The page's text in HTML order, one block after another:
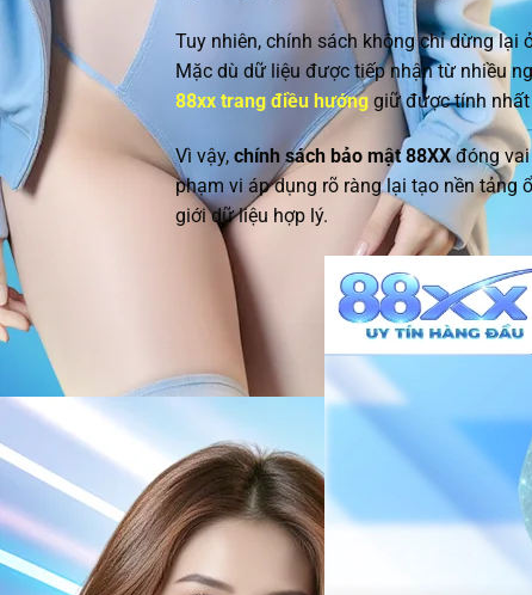
Tuy nhiên, chính sách không chỉ dừng lại
Mặc dù dữ liệu được tiếp nhận từ nhiều
88xx trang điều hướng giữ được tính nhất
Vì vậy, chính sách bảo mật 88XXđóng vai
phạm vi áp dụng rõ ràng lại tạo nền tảng
giới dữ liệu hợp lý.